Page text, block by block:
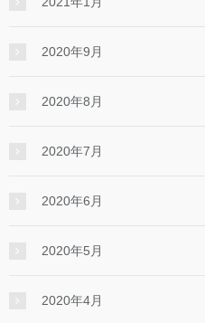
2020年9月
2020年8月
2020年7月
2020年6月
2020年5月
2020年4月